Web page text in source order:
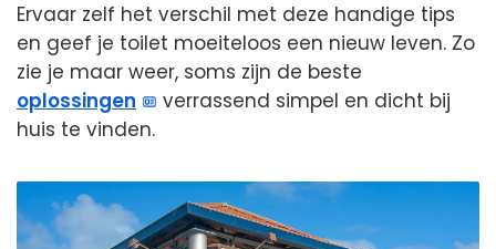
Ervaar zelf het verschil met deze handige tips
en geef je toilet moeiteloos een nieuw leven. Zo
zie je maar weer, soms zijn de beste
oplossingen
verrassend simpel en dicht bij
huis te vinden.